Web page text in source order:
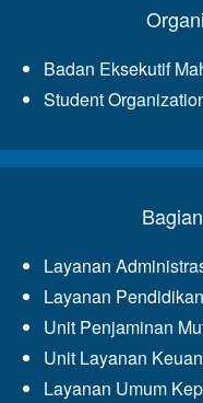
Badan Eksekutif
Student
Layanan
Layanan Pendidikan
Unit Penjaminan
Unit Layanan
Layanan Umum